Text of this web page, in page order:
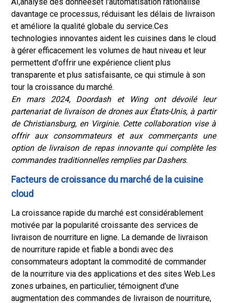
davantage ce processus, réduisant les délais de livraison
et améliore la qualité globale du service.Ces
technologies innovantes aident les cuisines dans le cloud
à gérer efficacement les volumes de haut niveau et leur
permettent d'offrir une expérience client plus
transparente et plus satisfaisante, ce qui stimule à son
tour la croissance du marché.
En mars 2024, Doordash et Wing ont dévoilé leur
partenariat de livraison de drones aux États-Unis, à partir
de Christiansburg, en Virginie. Cette collaboration vise à
offrir aux consommateurs et aux commerçants une
option de livraison de repas innovante qui complète les
commandes traditionnelles remplies par Dashers.
Facteurs de croissance du marché de la cuisine
cloud
La croissance rapide du marché est considérablement
motivée par la popularité croissante des services de
livraison de nourriture en ligne. La demande de livraison
de nourriture rapide et fiable a bondi avec des
consommateurs adoptant la commodité de commander
de la nourriture via des applications et des sites Web.Les
zones urbaines, en particulier, témoignent d'une
augmentation des commandes de livraison de nourriture,